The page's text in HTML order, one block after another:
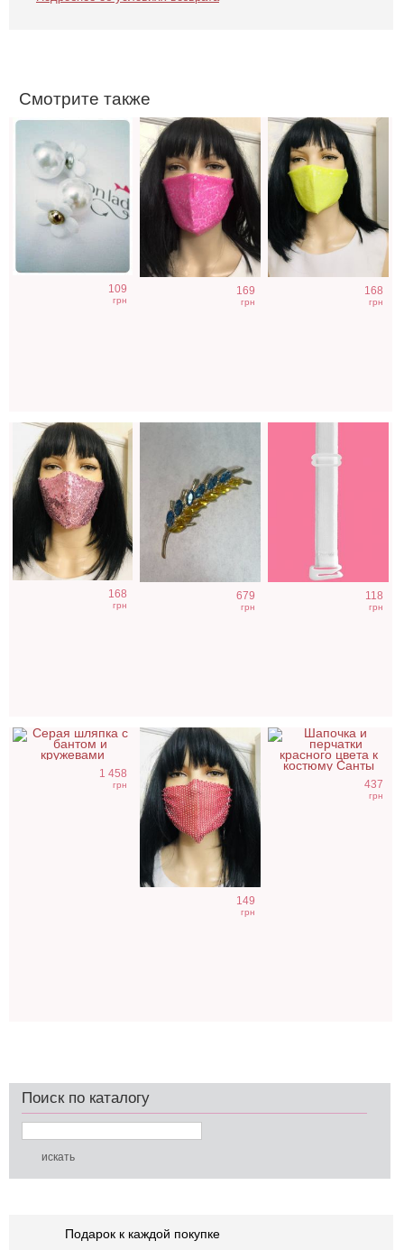
Смотрите также
109
грн
169
грн
168
грн
Маска розовая с
168
грн
Патриотическая
брошь колосок
679
грн
Белые бретели
бюстгальтера
118
грн
Шляпа с бантом
и кружевами
1 458
грн
Маска красная с
камушками
149
грн
Аксессуары к
костюму Санты
437
грн
Поиск по каталогу
Подарок к каждой покупке